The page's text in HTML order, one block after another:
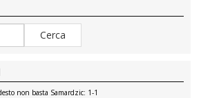
non basta Samardzic: 1-1